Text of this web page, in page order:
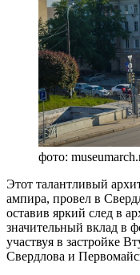
фото:
Этот талантливый
ампира, провел в
оставив яркий след в
значительный вклад в
участвуя в застройке
Свердлова и